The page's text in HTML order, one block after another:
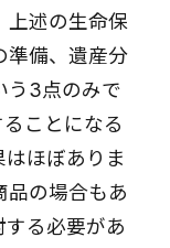
上述の生命保
準備、遺産分
う3点のみで
ことになる
ほぼありま
品の場合もあ
る必要があ